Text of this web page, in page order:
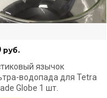
руб.
язычок
водопада для Tetra
Globe 1 шт.